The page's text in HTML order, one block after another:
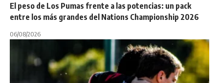
El peso de Los Pumas frente a las potencias: un pack
entre los más grandes del Nations Championship 2026
06/08/2026